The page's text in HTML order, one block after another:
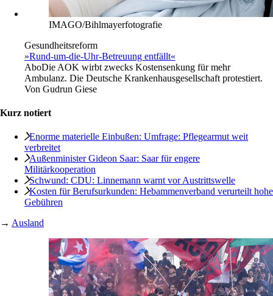
IMAGO/Bihlmayerfotografie
Gesundheitsreform
»Rund-um-die-Uhr-Betreuung entfällt«
AboDie AOK wirbt zwecks Kostensenkung für mehr
Ambulanz. Die Deutsche Krankenhausgesellschaft protestiert.
Von Gudrun Giese
Kurz notiert
Enorme materielle Einbußen: Umfrage: Pflegearmut weit
verbreitet
Außenminister Gideon Saar: Saar für engere
Militärkooperation
Schwund: CDU: Linnemann warnt vor Austrittswelle
Kosten für Berufsurkunden: Hebammenverband verurteilt hohe
Gebühren
→ Ausland